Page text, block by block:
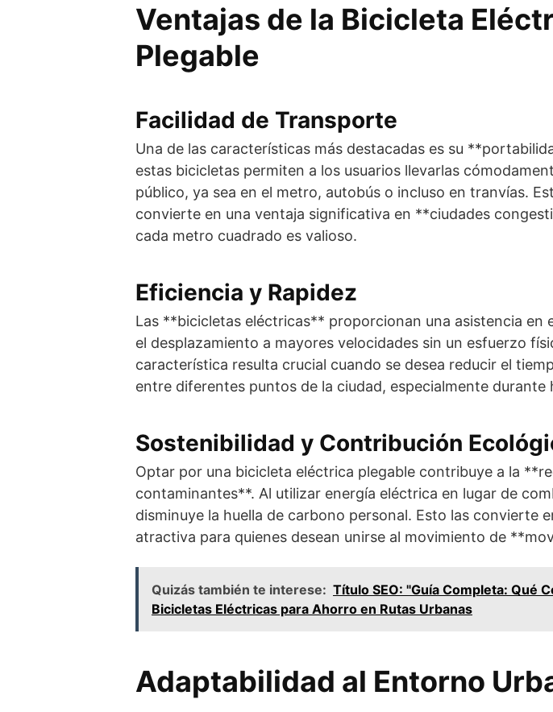
Ventajas de la Bicicleta
Plegable
Facilidad de Transporte
Una de las características más destacadas es su
estas bicicletas permiten a los usuarios llevarlas
público, ya sea en el metro, autobús o incluso en tranvías.
convierte en una ventaja significativa en **ciudades
cada metro cuadrado es valioso.
Eficiencia y Rapidez
Las **bicicletas eléctricas** proporcionan una asistencia en
el desplazamiento a mayores velocidades sin un esfuerzo
característica resulta crucial cuando se desea reducir el
entre diferentes puntos de la ciudad, especialmente durante
Sostenibilidad y Contribución
Optar por una bicicleta eléctrica plegable contribuye a la
contaminantes**. Al utilizar energía eléctrica en lugar de
disminuye la huella de carbono personal. Esto las convierte
atractiva para quienes desean unirse al movimiento de
Quizás también te interese: Título SEO: "Guía Completa: Qué
Bicicletas Eléctricas para Ahorro en Rutas Urbanas
Adaptabilidad al Entorno